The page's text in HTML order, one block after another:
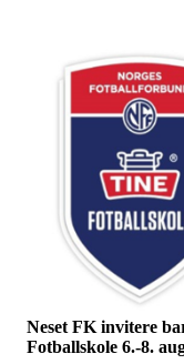
Neset FK invitere
Fotballskole 6.-8.